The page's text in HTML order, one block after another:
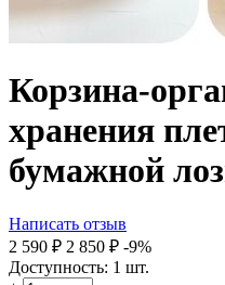
Корзина-
хранения
бумажной
Написать отзыв
2 590 ₽ 2 850 ₽ -9%
Доступность: 1 шт.